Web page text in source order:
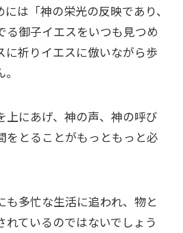
は「神の栄光の反映であり、
る御子イエスをいつも見つめ
に祈りイエスに倣いながら歩
上にあげ、神の声、神の呼び
をとることがもっともっと必
も多忙な生活に追われ、物と
れているのではないでしょう